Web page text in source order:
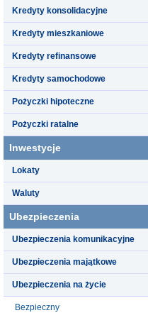
Kredyty konsolidacyjne
Kredyty mieszkaniowe
Kredyty refinansowe
Kredyty samochodowe
Pożyczki hipoteczne
Pożyczki ratalne
Inwestycje
Lokaty
Waluty
Ubezpieczenia
Ubezpieczenia komunikacyjne
Ubezpieczenia majątkowe
Ubezpieczenia na życie
Bezpieczny